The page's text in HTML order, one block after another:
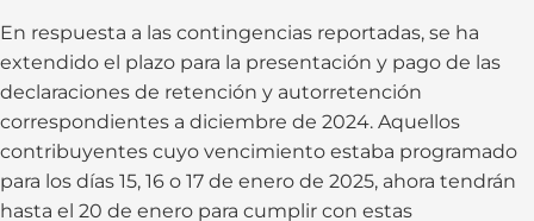
En respuesta a las contingencias reportadas, se ha
extendido el plazo para la presentación y pago de las
declaraciones de retención y autorretención
correspondientes a diciembre de 2024. Aquellos
contribuyentes cuyo vencimiento estaba programado
para los días 15, 16 o 17 de enero de 2025, ahora tendrán
hasta el 20 de enero para cumplir con estas